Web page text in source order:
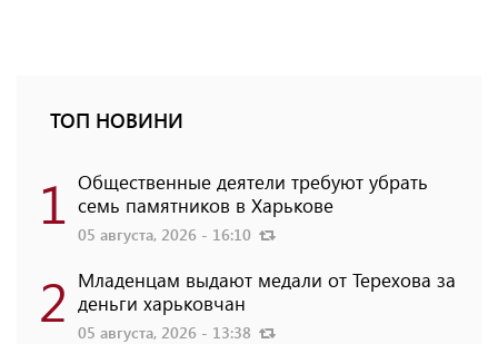
ТОП НОВИНИ
1 Общественные деятели требуют убрать
семь памятников в Харькове
05 августа, 2026 - 16:10
2 Младенцам выдают медали от Терехова за
деньги харьковчан
05 августа, 2026 - 13:38